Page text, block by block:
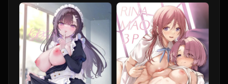
Maki-san no Nikutai
Keiyaku – Dai 1 Wa
Maki’s Coital
Contract – Part 1
san to no enmusubi